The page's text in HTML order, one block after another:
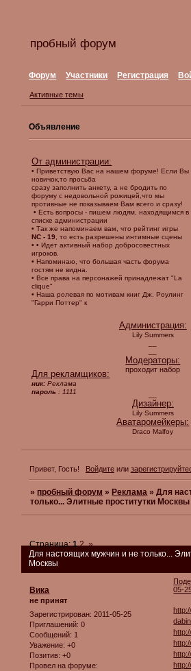
пробный форум
Форум Участники Регистрация
Активные темы
Объявление
От администрации:
• Приветствую Вас на нашем форуме! Если Вы
новичок,то просьба
сразу заполнить анкету, а не бродить по
форуму с недовольной рожицей,что мы
противные не показываем Вам всего и сразу!
• Есть вопросы - пишем людям, находящимся в
списке администрации
• Так же напоминаем вам, что рейтинг игры
NC - 19, то есть разрешены интимные сцены
• • Идет активный набор добросовестных
игроков.
• Напоминаю, что большая часть форума
гостям не видна.
• Все права на персонажей принадлежат "La
clique"
• Наша ролевая по мотивам книг Дж. Роулинг
"Гарри Поттер"к
Для рекламщиков:
ник: Реклама
пароль : 1111
Администрация:
Lily Summers
Модераторы:
проходит набор
Дизайнер:
Lily Summers
Аватаромейкеры:
Draco Malfoy
Привет, Гость! Войдитеили
» пробный форум » Реклама »Для
только... Элитные проститутки Москвы
Для настоящих мужчин и не только...
Москвы
Страница:1 2 »
05-
Вика
не принят
Зарегистрирован: 2011-05-25
Приглашений: 0
Сообщений: 1
Уважение: +0
Позитив: +0
Провел на форуме: